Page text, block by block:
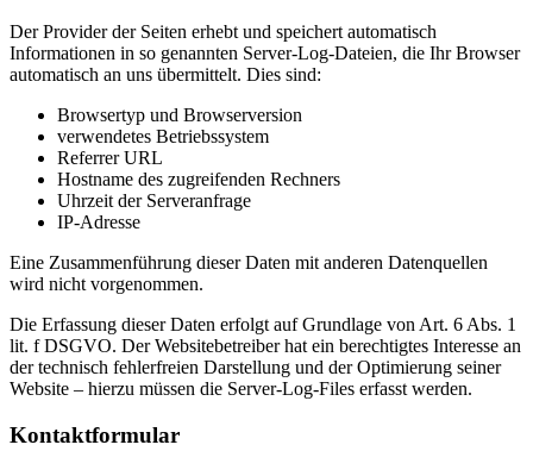
Der Provider der Seiten erhebt und speichert automatisch
Informationen in so genannten Server-Log-Dateien, die Ihr Browser
automatisch an uns übermittelt. Dies sind:
Browsertyp und Browserversion
verwendetes Betriebssystem
Referrer URL
Hostname des zugreifenden Rechners
Uhrzeit der Serveranfrage
IP-Adresse
Eine Zusammenführung dieser Daten mit anderen Datenquellen
wird nicht vorgenommen.
Die Erfassung dieser Daten erfolgt auf Grundlage von Art. 6 Abs. 1
lit. f DSGVO. Der Websitebetreiber hat ein berechtigtes Interesse an
der technisch fehlerfreien Darstellung und der Optimierung seiner
Website – hierzu müssen die Server-Log-Files erfasst werden.
Kontaktformular